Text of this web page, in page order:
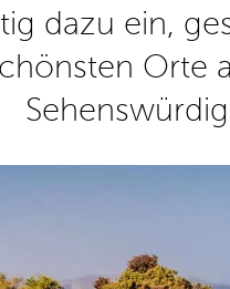
dazu ein,
Orte